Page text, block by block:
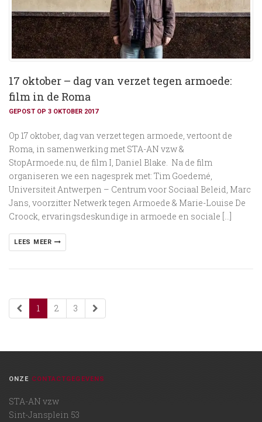
17 oktober – dag van verzet tegen armoede:
film in de Roma
GEPOST OP 3 OKTOBER 2017
Op 17 oktober, dag van verzet tegen armoede, vertoont de
Roma, in samenwerking met STA-AN vzw &
StopArmoede.nu, de film I, Daniel Blake. Na de film
organiseren we een nagesprek met: Tim Goedemé,
Universiteit Antwerpen – Centrum voor Sociaal Beleid, Marc
Jans, voorzitter Netwerk tegen Armoede & Marie-Louise De
Croock, ervaringsdeskundige in armoede en sociale […]
LEES MEER
1 2 3
ONZE CONTACTGEGEVENS
STA-AN vzw
Sint-Jansplein 53